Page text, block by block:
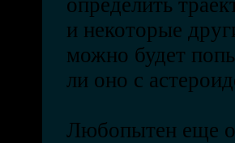
определить
и некоторые
можно будет
ли оно с
Любопытен еще